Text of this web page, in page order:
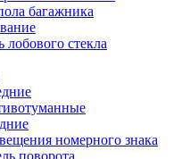
багажника
стекла
номерного знака
поворота